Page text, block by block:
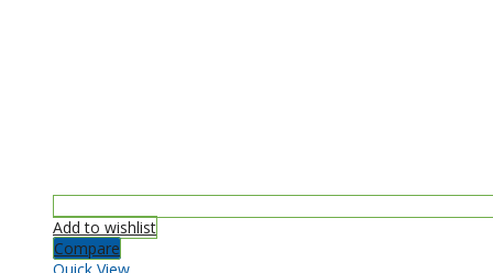
Add to wishlist
Compare